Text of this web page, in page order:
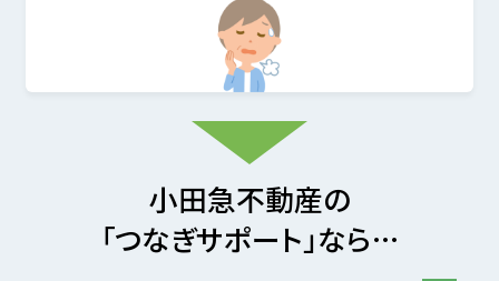
小田急不動産の
「つなぎサポート」なら…